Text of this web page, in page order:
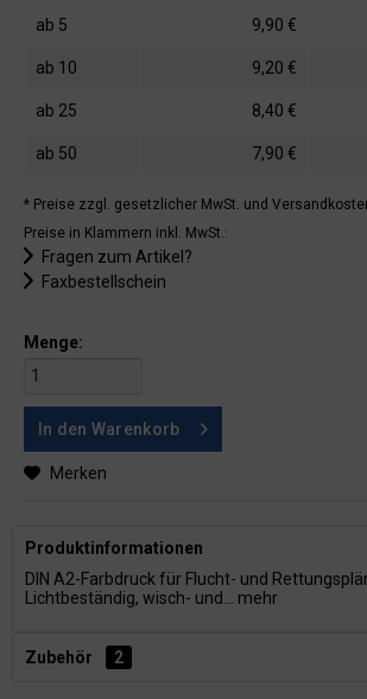
ab 5 9,90 €
ab 10 9,20 €
ab 25 8,40 €
ab 50 7,90 €
* Preise zzgl. gesetzlicher MwSt. und
Preise in Klammern inkl. MwSt.:
Fragen zum Artikel?
Faxbestellschein
Menge:
In den Warenkorb
Merken
Produktinformationen
DIN A2-Farbdruck für Flucht- und
Lichtbeständig, wisch- und...
mehr
Zubehör 2